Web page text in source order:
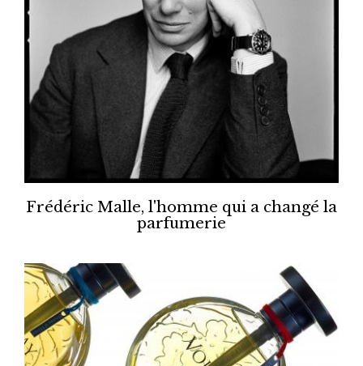
Frédéric Malle, l'homme qui a changé la
parfumerie